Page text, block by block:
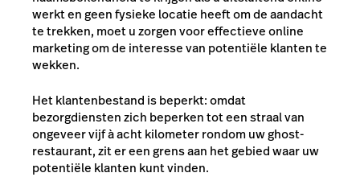
werkt en geen fysieke locatie heeft om de aandacht
te trekken, moet u zorgen voor effectieve online
marketing om de interesse van potentiële klanten te
wekken.
Het klantenbestand is beperkt: omdat
bezorgdiensten zich beperken tot een straal van
ongeveer vijf à acht kilometer rondom uw ghost-
restaurant, zit er een grens aan het gebied waar uw
potentiële klanten kunt vinden.